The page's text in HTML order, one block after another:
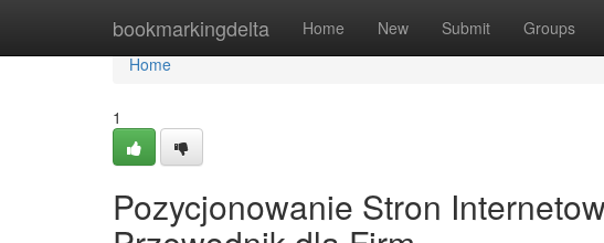
bookmarkingdelta Home New Submit Groups
Home
Home
1
Pozycjonowanie Stron